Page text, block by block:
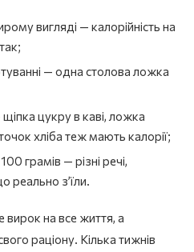
вигляді — калорійність на
— одна столова ложка
щіпка цукру в каві, ложка
хліба теж мають калорії;
грамів — різні речі,
реально з’їли.
вирок на все життя, а
раціону. Кілька тижнів